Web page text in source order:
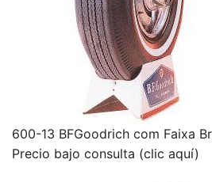
600-13 BFGoodrich com Faixa
Precio bajo consulta (clic aquí)